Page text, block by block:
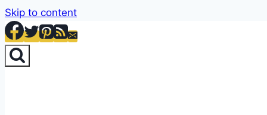
Skip to content